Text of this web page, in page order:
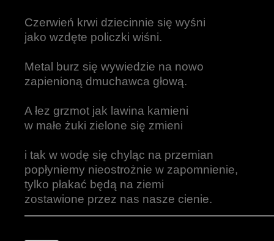
Czerwień krwi dziecinnie się wyśni
jako wzdęte policzki wiśni.
Metal burz się wywiedzie na nowo
zapienioną dmuchawca głową.
A łez grzmot jak lawina kamieni
w małe żuki zielone się zmieni
i tak w wodę się chyląc na przemian
popłyniemy nieostrożnie w zapomnienie,
tylko płakać będą na ziemi
zostawione przez nas nasze cienie.